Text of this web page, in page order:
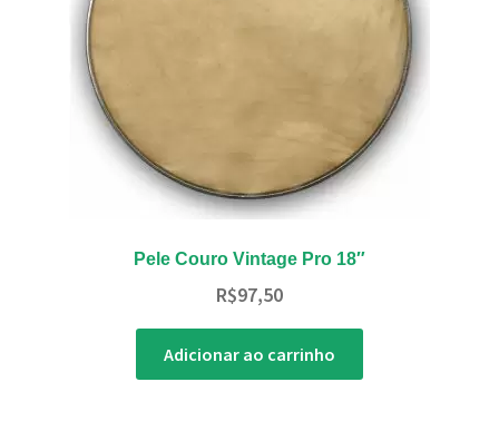
Pele Couro Vintage Pro 18″
R$97,50
Adicionar ao carrinho